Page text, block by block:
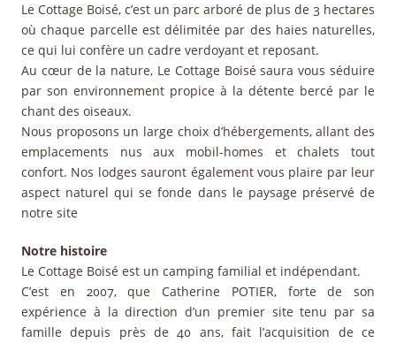
Le Cottage Boisé, c’est un parc arboré de plus de 3 hectares
où chaque parcelle est délimitée par des haies naturelles,
ce qui lui confère un cadre verdoyant et reposant.
Au cœur de la nature, Le Cottage Boisé saura vous séduire
par son environnement propice à la détente bercé par le
chant des oiseaux.
Nous proposons un large choix d’hébergements, allant des
emplacements nus aux mobil-homes et chalets tout
confort. Nos lodges sauront également vous plaire par leur
aspect naturel qui se fonde dans le paysage préservé de
notre site
Notre histoire
Le Cottage Boisé est un camping familial et indépendant.
C’est en 2007, que Catherine POTIER, forte de son
expérience à la direction d’un premier site tenu par sa
famille depuis près de 40 ans, fait l’acquisition de ce